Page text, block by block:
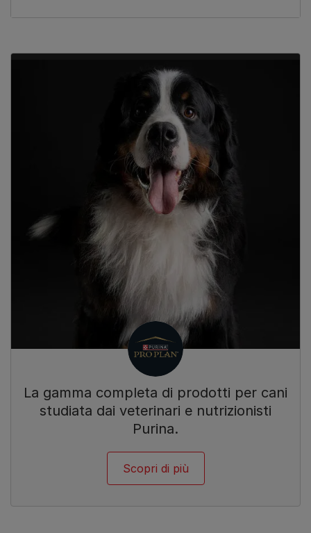
La gamma completa di prodotti per cani
studiata dai veterinari e nutrizionisti
Purina.
Scopri di più